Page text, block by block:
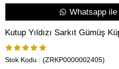
Whatsapp
Kutup Yıldızı Sarkıt Gümüş
Stok Kodu (ZRKP0000002405)